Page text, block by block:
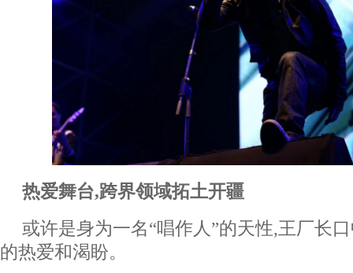
热爱舞台,跨界领域拓土开疆
或许是身为一名“唱作人”的天性,王厂长
的热爱和渴盼。